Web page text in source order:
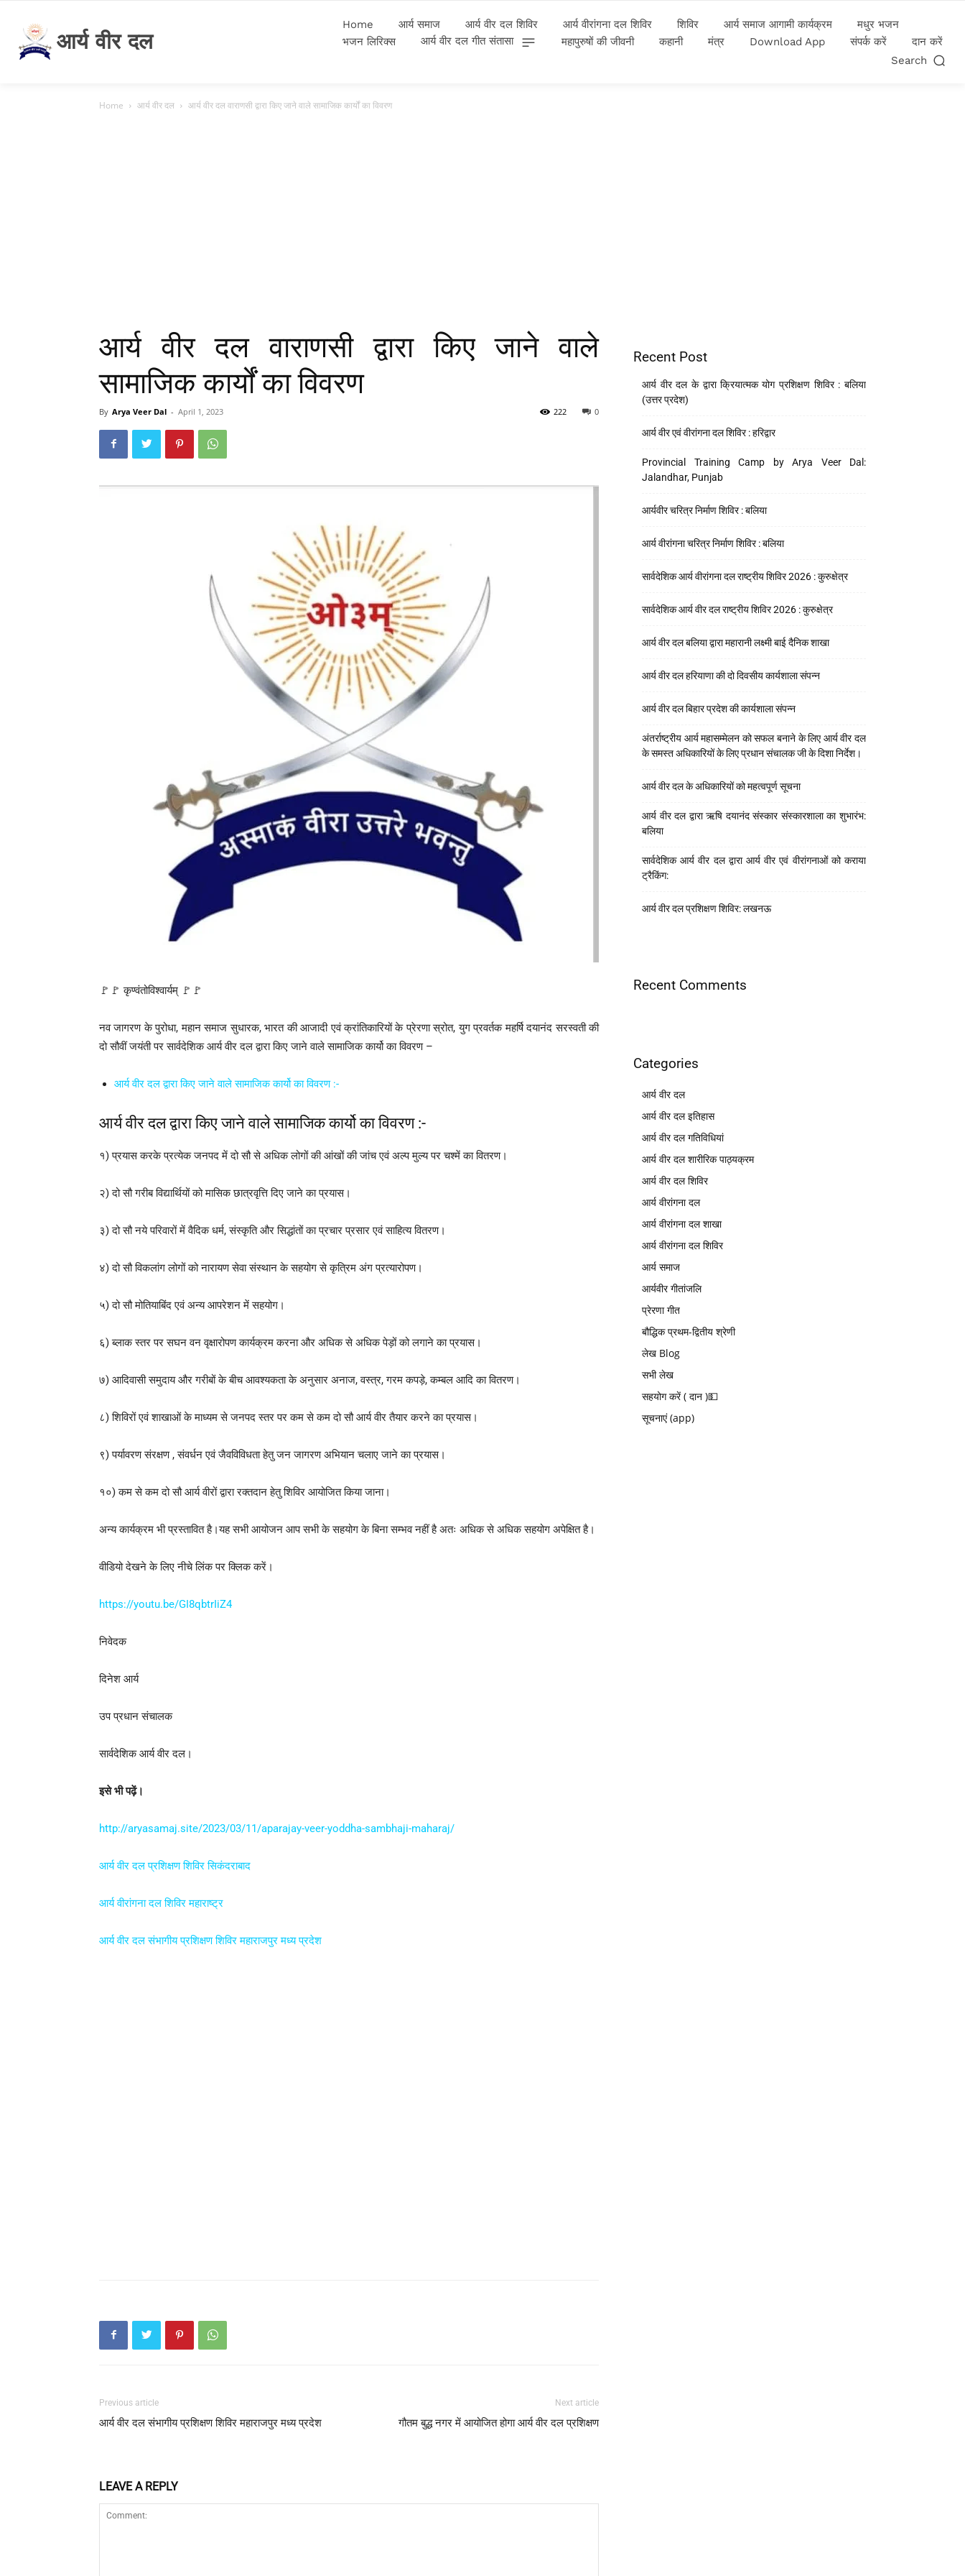
आर्य वीर दल
Home आर्य समाज आर्य वीर दल शिविर आर्य वीरांगना दल शिविर शिविर आर्य समाज आगामी कार्यक्रम
मधुर भजन
भजन लिरिक्स
आर्य वीर दल गीत संतासा महापुरुषों की जीवनी कहानी मंत्र Download App संपर्क करें
दान करें
Search
Home आर्य वीर दल आर्य वीर दल वाराणसी द्वारा किए जाने वाले सामाजिक कार्यों का विवरण
आर्य वीर दल वाराणसी द्वारा किए जाने वाले
सामाजिक कार्यों का विवरण
By Arya Veer Dal - April 1, 2023 0
222
🚩🚩 कृण्वंतोविश्वार्यम् 🚩🚩
नव जागरण के पुरोधा, महान समाज सुधारक, भारत की आजादी एवं क्रांतिकारियों के प्रेरणा स्रोत, युग प्रवर्तक महर्षि दयानंद सरस्वती की
दो सौवीं जयंती पर सार्वदेशिक आर्य वीर दल द्वारा किए जाने वाले सामाजिक कार्यो का विवरण –
आर्य वीर दल द्वारा किए जाने वाले सामाजिक कार्यो का विवरण :-
आर्य वीर दल द्वारा किए जाने वाले सामाजिक कार्यो का विवरण :-
१) प्रयास करके प्रत्येक जनपद में दो सौ से अधिक लोगों की आंखों की जांच एवं अल्प मुल्य पर चश्में का वितरण।
२) दो सौ गरीब विद्यार्थियों को मासिक छात्रवृत्ति दिए जाने का प्रयास।
३) दो सौ नये परिवारों में वैदिक धर्म, संस्कृति और सिद्धांतों का प्रचार प्रसार एवं साहित्य वितरण।
४) दो सौ विकलांग लोगों को नारायण सेवा संस्थान के सहयोग से कृत्रिम अंग प्रत्यारोपण।
५) दो सौ मोतियाबिंद एवं अन्य आपरेशन में सहयोग।
६) ब्लाक स्तर पर सघन वन वृक्षारोपण कार्यक्रम करना और अधिक से अधिक पेड़ों को लगाने का प्रयास।
७) आदिवासी समुदाय और गरीबों के बीच आवश्यकता के अनुसार अनाज, वस्त्र, गरम कपड़े, कम्बल आदि का वितरण।
८) शिविरों एवं शाखाओं के माध्यम से जनपद स्तर पर कम से कम दो सौ आर्य वीर तैयार करने का प्रयास।
९) पर्यावरण संरक्षण , संवर्धन एवं जैवविविधता हेतु जन जागरण अभियान चलाए जाने का प्रयास।
१०) कम से कम दो सौ आर्य वीरों द्वारा रक्तदान हेतु शिविर आयोजित किया जाना।
अन्य कार्यक्रम भी प्रस्तावित है।यह सभी आयोजन आप सभी के सहयोग के बिना सम्भव नहीं है अतः अधिक से अधिक सहयोग अपेक्षित है।
वीडियो देखने के लिए नीचे लिंक पर क्लिक करें।
https://youtu.be/GI8qbtrIiZ4
निवेदक
दिनेश आर्य
उप प्रधान संचालक
सार्वदेशिक आर्य वीर दल।
इसे भी पढ़ें।
http://aryasamaj.site/2023/03/11/aparajay-veer-yoddha-sambhaji-maharaj/
आर्य वीर दल प्रशिक्षण शिविर सिकंदराबाद
आर्य वीरांगना दल शिविर महाराष्ट्र
आर्य वीर दल संभागीय प्रशिक्षण शिविर महाराजपुर मध्य प्रदेश
Previous article
आर्य वीर दल संभागीय प्रशिक्षण शिविर महाराजपुर मध्य प्रदेश
Next article
गौतम बुद्ध नगर में आयोजित होगा आर्य वीर दल प्रशिक्षण
LEAVE A REPLY
Recent Post
आर्य वीर दल के द्वारा क्रियात्मक योग प्रशिक्षण शिविर : बलिया
(उत्तर प्रदेश)
आर्य वीर एवं वीरांगना दल शिविर : हरिद्वार
Provincial Training Camp by Arya Veer Dal:
Jalandhar, Punjab
आर्यवीर चरित्र निर्माण शिविर : बलिया
आर्य वीरांगना चरित्र निर्माण शिविर : बलिया
सार्वदेशिक आर्य वीरांगना दल राष्ट्रीय शिविर 2026 : कुरुक्षेत्र
सार्वदेशिक आर्य वीर दल राष्ट्रीय शिविर 2026 : कुरुक्षेत्र
आर्य वीर दल बलिया द्वारा महारानी लक्ष्मी बाई दैनिक शाखा
आर्य वीर दल हरियाणा की दो दिवसीय कार्यशाला संपन्न
आर्य वीर दल बिहार प्रदेश की कार्यशाला संपन्न
अंतर्राष्ट्रीय आर्य महासम्मेलन को सफल बनाने के लिए आर्य वीर दल
के समस्त अधिकारियों के लिए प्रधान संचालक जी के दिशा निर्देश।
आर्य वीर दल के अधिकारियों को महत्वपूर्ण सूचना
आर्य वीर दल द्वारा ऋषि दयानंद संस्कार संस्कारशाला का शुभारंभ:
बलिया
सार्वदेशिक आर्य वीर दल द्वारा आर्य वीर एवं वीरांगनाओं को कराया
ट्रैकिंग:
आर्य वीर दल प्रशिक्षण शिविर: लखनऊ
Recent Comments
Categories
आर्य वीर दल
आर्य वीर दल इतिहास
आर्य वीर दल गतिविधियां
आर्य वीर दल शारीरिक पाठ्यक्रम
आर्य वीर दल शिविर
आर्य वीरांगना दल
आर्य वीरांगना दल शाखा
आर्य वीरांगना दल शिविर
आर्य समाज
आर्यवीर गीतांजलि
प्रेरणा गीत
बौद्धिक प्रथम-द्वितीय श्रेणी
लेख Blog
सभी लेख
सहयोग करें ( दान )💵
सूचनाएं (app)